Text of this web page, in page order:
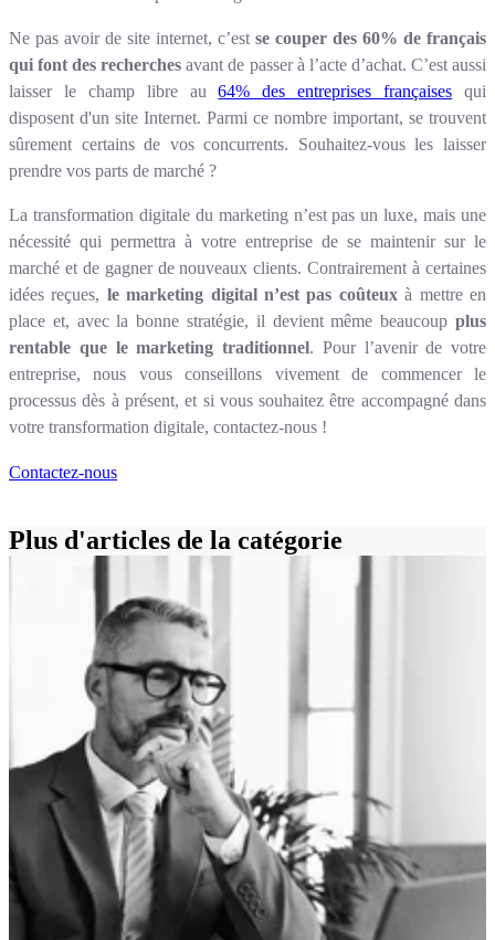
Ne pas avoir de site internet, c’est se couper des 60% de français
qui font des recherches avant de passer à l’acte d’achat. C’est aussi
laisser le champ libre au64% des entreprises françaises qui
disposent d'un site Internet. Parmi ce nombre important, se trouvent
sûrement certains de vos concurrents. Souhaitez-vous les laisser
prendre vos parts de marché ?
La transformation digitale du marketing n’est pas un luxe, mais une
nécessité qui permettra à votre entreprise de se maintenir sur le
marché et de gagner de nouveaux clients. Contrairement à certaines
idées reçues, le marketing digital n’est pas coûteuxà mettre en
place et, avec la bonne stratégie, il devient même beaucoup plus
rentable que le marketing traditionnel. Pour l’avenir de votre
entreprise, nous vous conseillons vivement de commencer le
processus dès à présent, et si vous souhaitez être accompagné dans
votre transformation digitale, contactez-nous !
Contactez-nous
Plus d'articles de la catégorie